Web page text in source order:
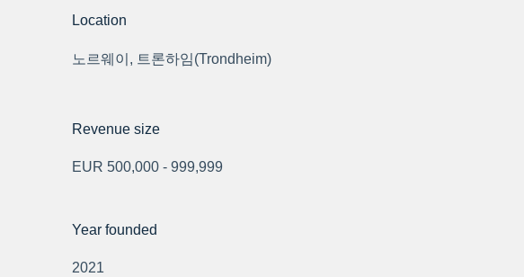
Location
노르웨이, 트론하임(Trondheim)
Revenue size
EUR 500,000 - 999,999
Year founded
2021